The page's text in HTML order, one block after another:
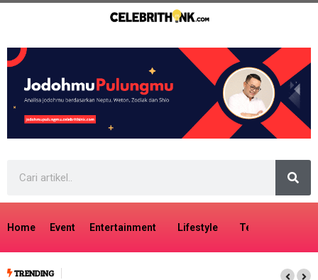
Home Event Entertainment Lifestyle Tech
TRENDING